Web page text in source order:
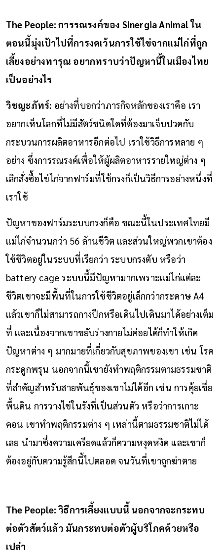
The People: การรณรงค์ของ Sinergia Animal ใน
ตอนนี้มุ่งเป้าไปที่การงดเว้นการใช้ไข่จากแม่ไก่ที่ถูก
เลี้ยงอย่างทารุณ อยากทราบว่าปัญหานี้ในเมืองไทย
เป็นอย่างไร
วิชญะภัทร์: อย่างที่บอกว่าภารกิจหลักของเราคือ เรา
อยากเห็นโลกที่ไม่มีสัตว์ชนิดใดที่ต้องมาเจ็บปวดกับ
กระบวนการผลิตอาหารอีกต่อไป เราใช้วิธีการหลาย ๆ
อย่าง ซึ่งการรณรงค์เพื่อให้ผู้ผลิตอาหารรายใหญ่ต่าง ๆ
เลิกสั่งซื้อไข่ไก่จากฟาร์มที่ใช้กรงก็เป็นวิธีการอย่างหนึ่งที่
เราใช้
ปัญหาของฟาร์มระบบกรงก็คือ ขณะนี้ในประเทศไทยมี
แม่ไก่จำนวนกว่า 56 ล้านชีวิต และส่วนใหญ่พวกเขาต้อง
ใช้ชีวิตอยู่ในระบบที่เรียกว่า ระบบกรงตับ หรือว่า
battery cage ระบบนี้มีปัญหามากเพราะแม่ไก่แต่ละ
ชีวิตเขาจะมีพื้นที่ในการใช้ชีวิตอยู่เล็กกว่ากระดาษ A4
แล้วเขาก็ไม่สามารถกางปีกหรือเดินไปเดินมาได้อย่างเต็ม
ที่ และเนื่องจากเขาขยับร่างกายไม่ค่อยได้ก็ทำให้เกิด
ปัญหาต่าง ๆ มากมายที่เกี่ยวกับสุขภาพของเขา เช่น โรค
กระดูกพรุน นอกจากนี้เขายังทำพฤติกรรมตามธรรมชาติ
ที่สำคัญสำหรับสายพันธุ์ของเขาไม่ได้อีก เช่น การคุ้ยเขี่ย
พื้นดิน การวางไข่ในรังที่เป็นส่วนตัว หรือว่าการเกาะ
คอน เขาทำพฤติกรรมต่าง ๆ เหล่านี้ตามธรรมชาติไม่ได้
เลย นำมาซึ่งความเครียดแล้วก็ความหงุดหงิด และเขาก็
ต้องอยู่กับความรู้สึกนี้ไปตลอด จนวันที่เขาถูกฆ่าตาย
The People: วิธีการเลี้ยงแบบนี้ นอกจากจะกระทบ
ต่อตัวสัตว์แล้ว มันกระทบต่อตัวผู้บริโภคด้วยหรือ
เปล่า